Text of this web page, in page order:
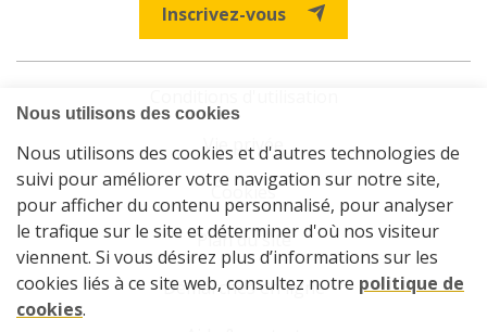
Inscrivez-vous
Vie privée
Cookies
Plan du site
Démarches en ligne